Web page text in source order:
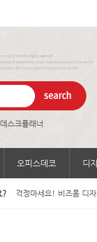
데스크플래너
오피스데코 디
걱정마세요! 비즈폼 디